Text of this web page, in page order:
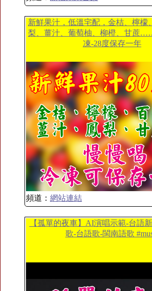
新鮮果汁，低溫宅配，金桔、檸檬
梨、薑汁、葡萄柚、柳橙、甘蔗
凍-28度保存一年
頻道： 網站連結
【孤單的夜車】AI演唱示範-台語
歌-台語歌-閩南語歌